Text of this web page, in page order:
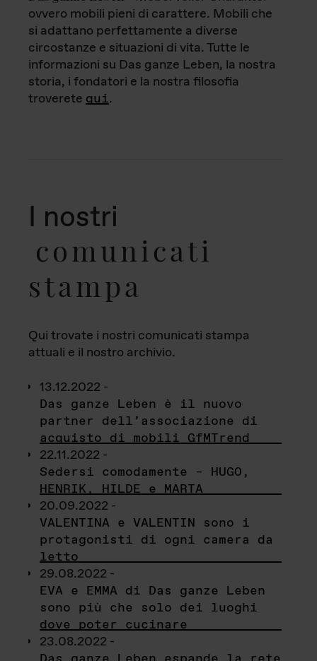
ovvero mobili pieni di carattere. Mobili che
si adattano perfettamente a diverse
circostanze e situazioni di vita. Tutte le
informazioni su Das ganze Leben, la nostra
storia, i fondatori e la nostra filosofia
troverete qui.
I nostri
comunicati
stampa
Qui trovate i nostri comunicati stampa
attuali e il nostro archivio.
13.12.2022 -
Das ganze Leben è il nuovo
partner dell’associazione di
acquisto di mobili GfMTrend
22.11.2022 -
Sedersi comodamente – HUGO,
HENRIK, HILDE e MARTA
20.09.2022 -
VALENTINA e VALENTIN sono i
protagonisti di ogni camera da
letto
29.08.2022 -
EVA e EMMA di Das ganze Leben
sono più che solo dei luoghi
dove poter cucinare
23.08.2022 -